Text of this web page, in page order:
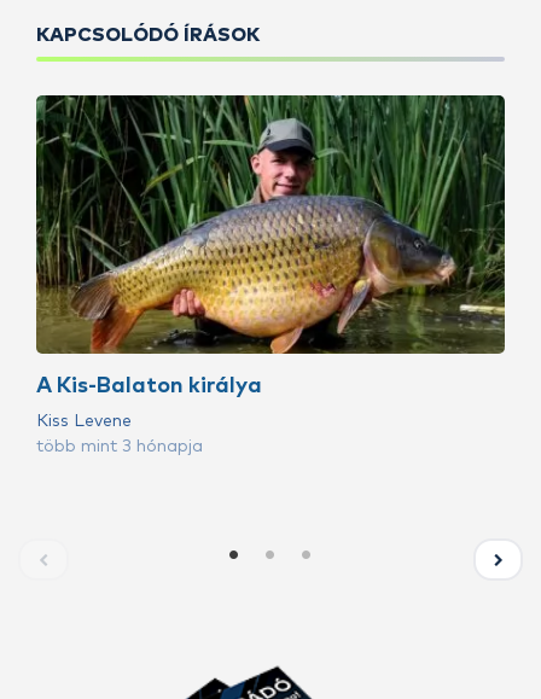
KAPCSOLÓDÓ ÍRÁSOK
A Kis-Balaton királya
Kiss Levene
több mint 3 hónapja